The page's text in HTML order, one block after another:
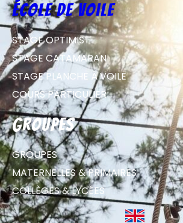
école de voile
STAGE OPTIMIST
STAGE CATAMARAN
STAGE PLANCHE À VOILE
COURS PARTICULIER
groupes
GROUPES
MATERNELLES & PRIMAIRES
COLLÈGES & LYCÉES